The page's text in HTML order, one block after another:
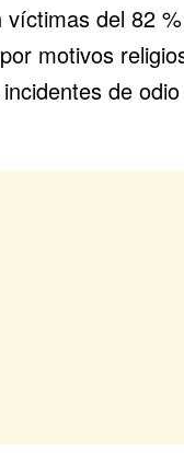
víctimas del 82
motivos
de